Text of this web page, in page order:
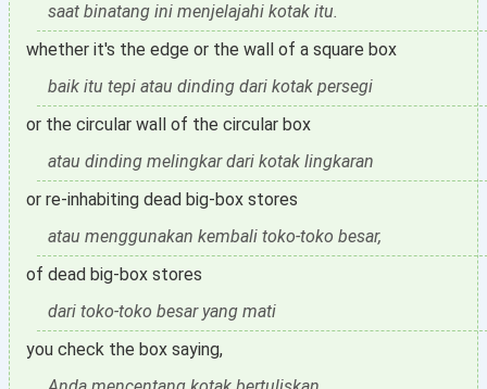
saat binatang ini menjelajahi kotak itu.
whether it's the edge or the wall of a square box
baik itu tepi atau dinding dari kotak persegi
or the circular wall of the circular box
atau dinding melingkar dari kotak lingkaran
or re-inhabiting dead big-box stores
atau menggunakan kembali toko-toko besar,
of dead big-box stores
dari toko-toko besar yang mati
you check the box saying,